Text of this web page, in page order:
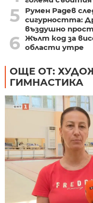
5
Румен Радев
сигурността:
въздушно
6 Жълт код за
области утре
ОЩЕ ОТ:
ГИМНАСТИКА